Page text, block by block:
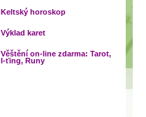
Keltský horoskop
Výklad karet
Věštění on-line zdarma: Tarot,
I-ťing, Runy